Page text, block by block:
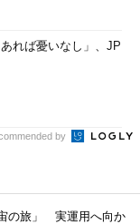
れば憂いなし」、JP
by
の旅」 実運用へ向か